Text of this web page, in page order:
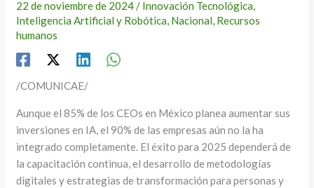
22 de noviembre de 2024/ Innovación Tecnológica,
Inteligencia Artificial y Robótica, Nacional, Recursos
humanos
/COMUNICAE/
Aunque el 85% de los CEOs en México planea aumentar sus
inversiones en IA, el 90% de las empresas aún no la ha
integrado completamente. El éxito para 2025 dependerá de
la capacitación continua, el desarrollo de metodologías
digitales y estrategias de transformación para personas y